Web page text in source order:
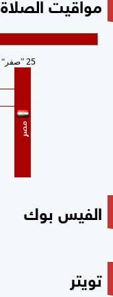
25 صفر
مصر
الفيس بوك
تويتر